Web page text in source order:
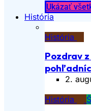
Ukázať
História
História
Pozdrav
2.
História